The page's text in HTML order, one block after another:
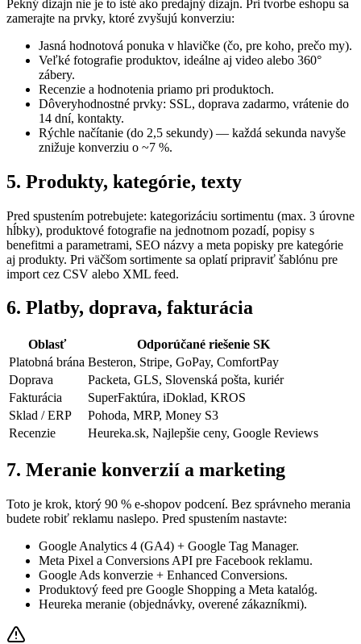
Pekný dizajn nie je to isté ako predajný dizajn. Pri tvorbe eshopu sa
zamerajte na prvky, ktoré zvyšujú konverziu:
Jasná hodnotová ponuka v hlavičke (čo, pre koho, prečo my).
Veľké fotografie produktov, ideálne aj video alebo 360°
zábery.
Recenzie a hodnotenia priamo pri produktoch.
Dôveryhodnostné prvky: SSL, doprava zadarmo, vrátenie do
14 dní, kontakty.
Rýchle načítanie (do 2,5 sekundy) — každá sekunda navyše
znižuje konverziu o ~7 %.
5. Produkty, kategórie, texty
Pred spustením potrebujete: kategorizáciu sortimentu (max. 3 úrovne
hĺbky), produktové fotografie na jednotnom pozadí, popisy s
benefitmi a parametrami, SEO názvy a meta popisky pre kategórie
aj produkty. Pri väčšom sortimente sa oplatí pripraviť šablónu pre
import cez CSV alebo XML feed.
6. Platby, doprava, fakturácia
Oblasť
Odporúčané riešenie SK
Platobná brána Besteron, Stripe, GoPay, ComfortPay
Doprava
Packeta, GLS, Slovenská pošta, kuriér
Fakturácia
SuperFaktúra, iDoklad, KROS
Sklad / ERP
Pohoda, MRP, Money S3
Recenzie
Heureka.sk, Najlepšie ceny, Google Reviews
7. Meranie konverzií a marketing
Toto je krok, ktorý 90 % e-shopov podcení. Bez správneho merania
budete robiť reklamu naslepo. Pred spustením nastavte:
Google Analytics 4 (GA4) + Google Tag Manager.
Meta Pixel a Conversions API pre Facebook reklamu.
Google Ads konverzie + Enhanced Conversions.
Produktový feed pre Google Shopping a Meta katalóg.
Heureka meranie (objednávky, overené zákazníkmi).